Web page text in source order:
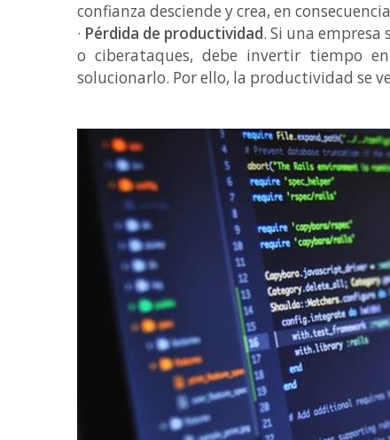
confianza desciende y crea, en
· Pérdida de productividad. Si una
o ciberataques, debe invertir tiempo
solucionarlo. Por ello, la productividad se